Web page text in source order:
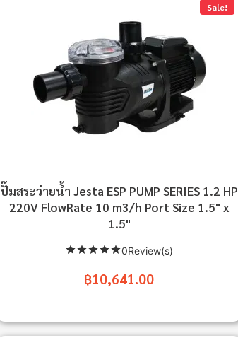
Sale!
ปั๊มสระว่ายน้ำ Jesta ESP PUMP SERIES 1.2 HP
220V FlowRate 10 m3/h Port Size 1.5" x
1.5"
0Review(s)
฿10,641.00